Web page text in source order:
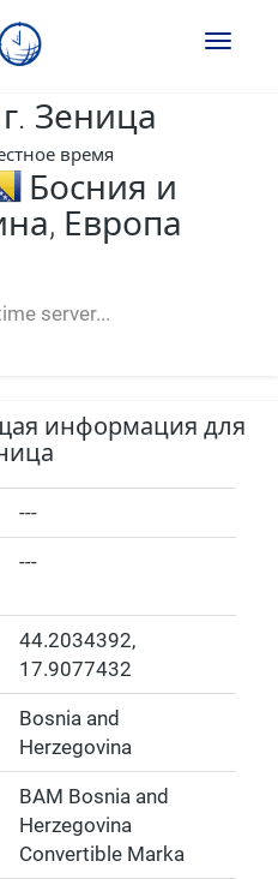
Toggle
Зеница
время
Босния и
Европа
server...
---- ----
информация для
---
---
44.2034392,
17.9077432
Bosnia and
Herzegovina
BAM Bosnia and
Herzegovina
Convertible Marka